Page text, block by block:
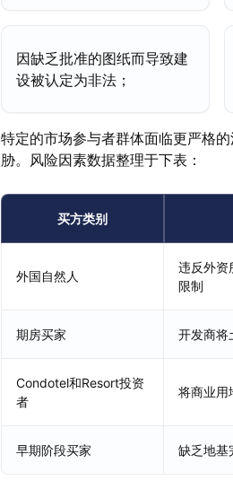
因缺乏批准的图纸而导致建
设被认定为非法；
特定的市场参与者群体面临更严格
胁。风险因素数据整理于下表：
买方类别
外国自然人
违反外资
限制
期房买家 开发商将
Condotel和Resort投资
者
将商业用
早期阶段买家 缺乏地基